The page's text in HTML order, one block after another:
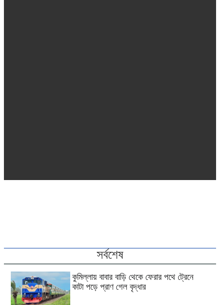
সর্বশেষ
কুমিল্লায় বাবার বাড়ি থেকে ফেরার পথে ট্রেনে
কাটা পড়ে প্রাণ গেল বৃদ্ধার